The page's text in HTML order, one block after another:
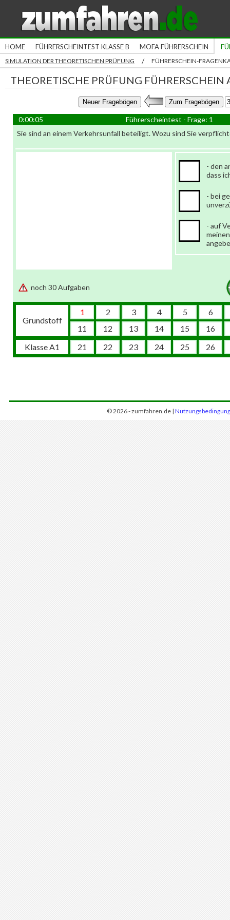
HOME FÜHRERSCHEINTEST KLASSE B MOFA FÜHRERSCHEIN
SIMULATION DER THEORETISCHEN PRÜFUNG / FÜHRERSCHEIN-
THEORETISCHE PRÜFUNG FÜHRERSCHEIN
0:00:06
Führerscheintest - Frage: 1
Sie sind an einem Verkehrsunfall beteiligt. Wozu sind Sie
- den
dass
- bei
- auf
noch 30 Aufgaben
Grundstoff
1 2 3 4 5
6
11
12 13 14 15
16
Klasse A1
21 22 23 24 25 26
© 2026 - zumfahren.de |